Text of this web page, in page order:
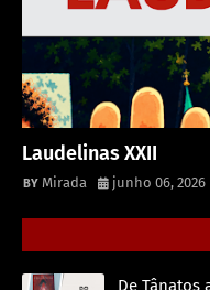
Laudelinas XXII
Mirada junho 06, 2026
De Tânatos